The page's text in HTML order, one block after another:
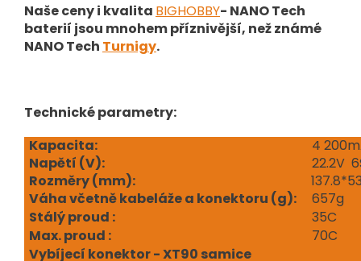
Naše ceny i kvalita BIGHOBBY- NANO Tech
baterií jsou mnohem příznivější, než známé
NANO Tech Turnigy.
Technické parametry:
Kapacita:
4
Napětí (V):
22.2V
Rozměry (mm):
Váha včetně kabeláže a konektoru (g):
657g
Stálý proud :
35C
Max. proud :
70C
Vybíjecí konektor - XT90 samice